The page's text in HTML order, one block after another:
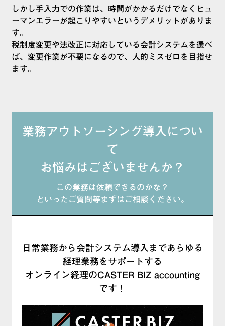
しかし手入力での作業は、時間がかかるだけでなくヒュ
ーマンエラーが起こりやすいというデメリットがありま
す。
税制度変更や法改正に対応している会計システムを選べ
ば、変更作業が不要になるので、人的ミスゼロを目指せ
ます。
業務アウトソーシング導入につい
て
お悩みはございませんか？
この業務は依頼できるのかな？
といったご質問等まずはご相談ください。
日常業務から会計システム導入まであらゆる
経理業務をサポートする
オンライン経理のCASTER BIZ accounting
です！